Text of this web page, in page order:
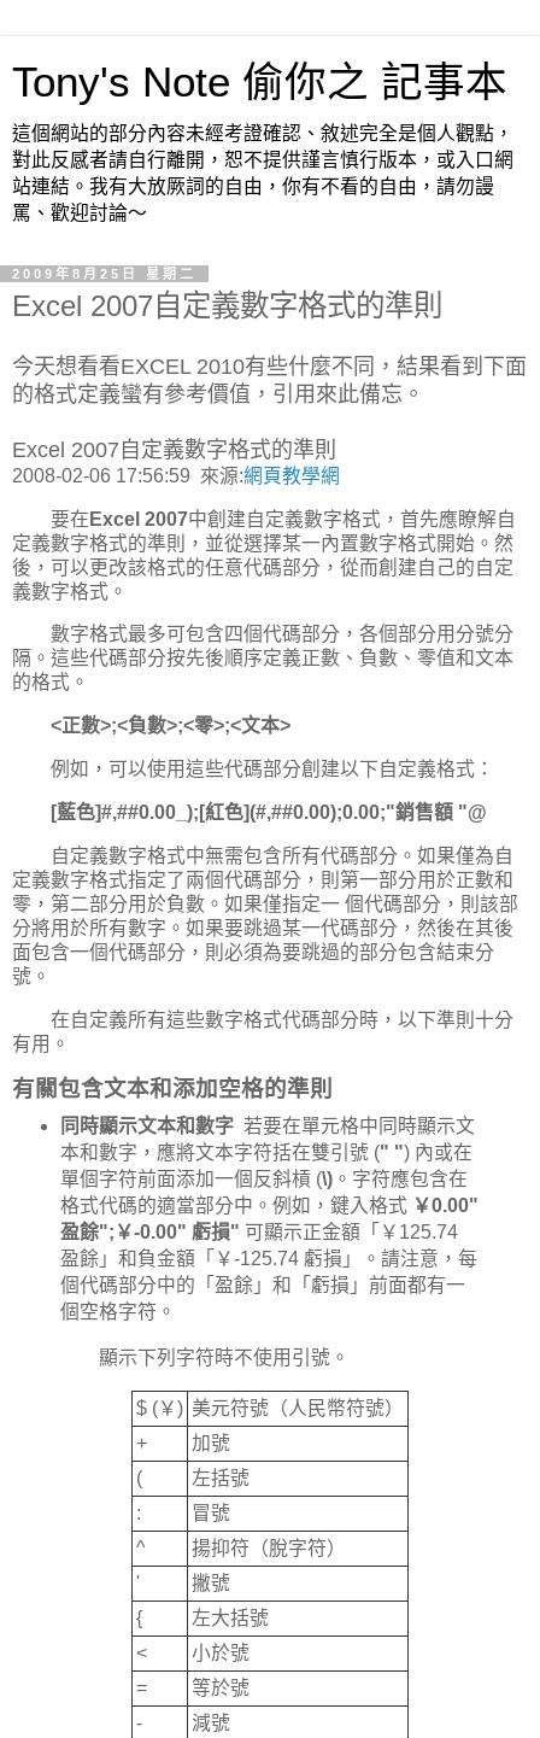
Tony's Note 偷你之 記事本
這個網站的部分內容未經考證確認、敘述完全是個人觀點，
對此反感者請自行離開，恕不提供謹言慎行版本，或入口網
站連結。我有大放厥詞的自由，你有不看的自由，請勿謾
罵、歡迎討論～
2009年8月25日 星期二
Excel 2007自定義數字格式的準則
今天想看看EXCEL 2010有些什麼不同，結果看到下面
的格式定義蠻有參考價值，引用來此備忘。
Excel 2007自定義數字格式的準則
2008-02-06 17:56:59 來源:網頁教學網
要在 Excel 2007中創建自定義數字格式，首先應瞭解自
定義數字格式的準則，並從選擇某一內置數字格式開始。然
後，可以更改該格式的任意代碼部分，從而創建自己的自定
義數字格式。
數字格式最多可包含四個代碼部分，各個部分用分號分
隔。這些代碼部分按先後順序定義正數、負數、零值和文本
的格式。
<正數>;<負數>;<零>;<文本>
例如，可以使用這些代碼部分創建以下自定義格式：
[藍色]#,##0.00_);[紅色](#,##0.00);0.00;"銷售額 "@
自定義數字格式中無需包含所有代碼部分。如果僅為自
定義數字格式指定了兩個代碼部分，則第一部分用於正數和
零，第二部分用於負數。如果僅指定一 個代碼部分，則該部
分將用於所有數字。如果要跳過某一代碼部分，然後在其後
面包含一個代碼部分，則必須為要跳過的部分包含結束分
號。
在自定義所有這些數字格式代碼部分時，以下準則十分
有用。
有關包含文本和添加空格的準則
同時顯示文本和數字若要在單元格中同時顯示文
本和數字，應將文本字符括在雙引號 (" ") 內或在
單個字符前面添加一個反斜槓 (\)。字符應包含在
格式代碼的適當部分中。例如，鍵入格式 ￥0.00"
盈餘";￥-0.00" 虧損" 可顯示正金額「￥125.74
盈餘」和負金額「￥-125.74 虧損」。請注意，每
個代碼部分中的「盈餘」和「虧損」前面都有一
個空格字符。
顯示下列字符時不使用引號。
$ (￥) 美元符號（人民幣符號）
+
加號
(
左括號
:
冒號
^
揚抑符（脫字符）
'
撇號
{
左大括號
<
小於號
=
等於號
-
減號